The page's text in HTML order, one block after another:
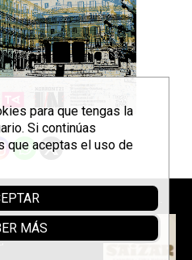
Sponsor
para que tengas la
Si continúas
que aceptas el uso de
MÁS